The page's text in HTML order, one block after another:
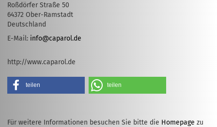
Roßdörfer Straße 50
64372 Ober-Ramstadt
Deutschland
E-Mail: info@caparol.de
http://www.caparol.de
teilen teilen
Für weitere Informationen besuchen Sie bitte die Homepage zu